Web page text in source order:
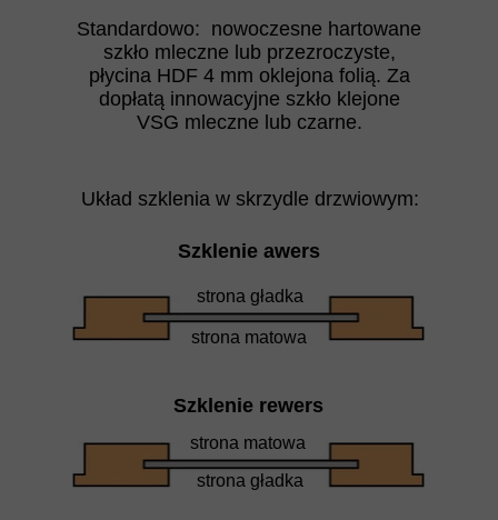
strona matowa
strona gładka
strona matowa
strona gładka
Układ szklenia w skrzydle drzwiowym:
Szklenie rewers
Szklenie awers
Standardowo: nowoczesne hartowane
szkło mleczne lub przezroczyste,
płycina HDF 4 mm oklejona folią. Za
dopłatą innowacyjne szkło klejone
VSG mleczne lub czarne.